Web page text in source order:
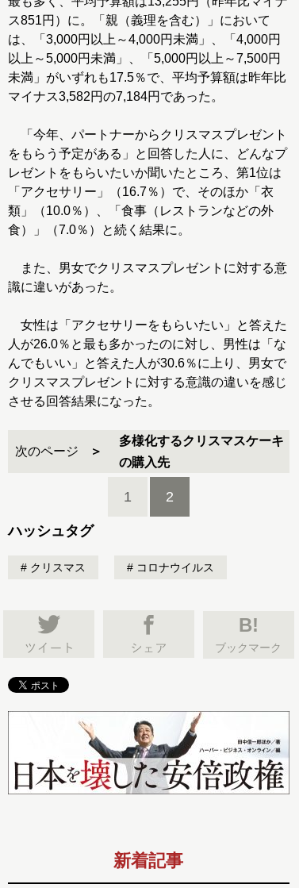
ス851円）に。「親（義理を含む）」において
は、「3,000円以上～4,000円未満」、「4,000円
以上～5,000円未満」、「5,000円以上～7,500円
未満」がいずれも17.5％で、平均予算額は昨年比
マイナス3,582円の7,184円であった。
「今年、パートナーからクリスマスプレゼント
をもらう予定がある」と回答した人に、どんなプ
レゼントをもらいたいか聞いたところ、第1位は
「アクセサリー」（16.7％）で、そのほか「衣
類」（10.0％）、「食事（レストランなどの外
食）」（7.0％）と続く結果に。
また、男女でクリスマスプレゼントに対する意
識に違いがあった。
女性は「アクセサリーをもらいたい」と答えた
人が26.0％と最も多かったのに対し、男性は「な
んでもいい」と答えた人が30.6％に上り、男女で
クリスマスプレゼントに対する意識の違いを感じ
させる回答結果になった。
次のページ
多様化するクリスマスケーキ
の購入先
1 2
ハッシュタグ
クリスマス コロナウイルス
B!
ブックマーク
新着記事